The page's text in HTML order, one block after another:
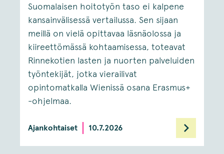
Suomalaisen hoitotyön taso ei kalpene
kansainvälisessä vertailussa. Sen sijaan
meillä on vielä opittavaa läsnäolossa ja
kiireettömässä kohtaamisessa, toteavat
Rinnekotien lasten ja nuorten palveluiden
työntekijät, jotka vierailivat
opintomatkalla Wienissä osana Erasmus+
-ohjelmaa.
Ajankohtaiset 10.7.2026